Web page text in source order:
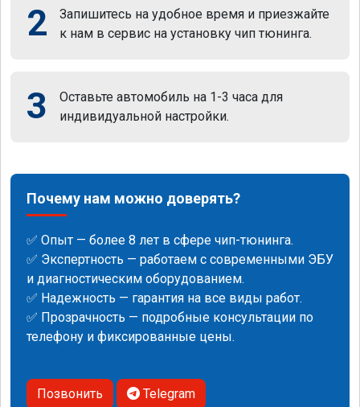
2
Запишитесь на удобное время и приезжайте
к нам в сервис на установку чип тюнинга.
3
Оставьте автомобиль на 1-3 часа для
индивидуальной настройки.
Почему нам можно доверять?
✅ Опыт — более 8 лет в сфере чип-тюнинга.
✅ Экспертность — работаем с современными ЭБУ
и диагностическим оборудованием.
✅ Надежность — гарантия на все виды работ.
✅ Прозрачность — подробные консультации по
телефону и фиксированные цены.
Позвонить Telegram